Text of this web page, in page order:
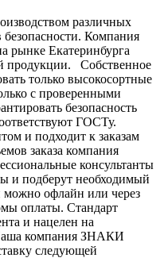
различных
безопасности. Компания
рынке Екатеринбурга
продукции.
Собственное
только высокосортные
с проверенными
безопасность
ГОСТу.
и подходит к заказам
заказа компания
консультанты
и подберут необходимый
офлайн или через
оплаты. Стандарт
и нацелен на
компания ЗНАКИ
следующей